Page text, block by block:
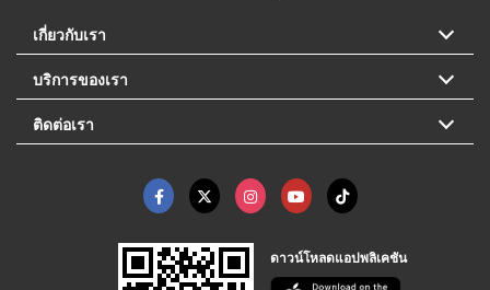
เกี่ยวกับเรา
บริการของเรา
ติดต่อเรา
ดาวน์โหลดแอปพลิเคชัน